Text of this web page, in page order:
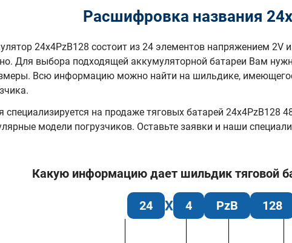
Расшифровка названия
24x4PzB128 состоит из 24 элементов напряжением
Для выбора подходящей аккумуляторной батареи Вам
Всю информацию можно найти на шильдике,
на продаже тяговых батарей 24х4PzB128
модели погрузчиков. Оставьте заявки и наши
Какую информацию дает шильдик тяговой
24 4 PzB 128